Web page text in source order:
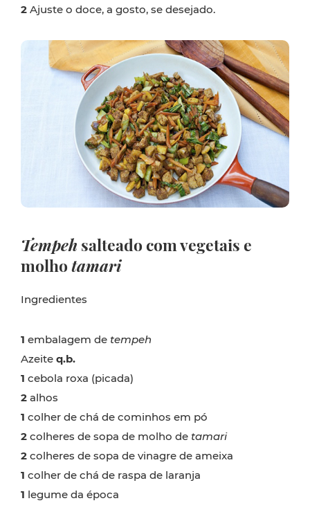
2 Ajuste o doce, a gosto, se desejado.
Tempeh salteado com vegetais e
molho tamari
Ingredientes
1 embalagem de tempeh
Azeite q.b.
1 cebola roxa (picada)
2 alhos
1 colher de chá de cominhos em pó
2 colheres de sopa de molho de tamari
2 colheres de sopa de vinagre de ameixa
1 colher de chá de raspa de laranja
1 legume da época